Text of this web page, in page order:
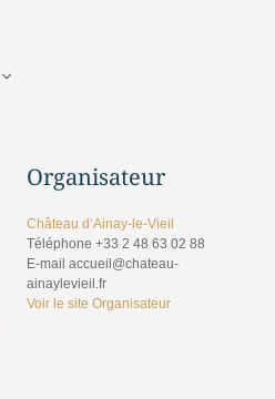
Organisateur
Château d’Ainay-le-Vieil
Téléphone +33 2 48 63 02 88
E-mail accueil@chateau-
ainaylevieil.fr
Voir le site Organisateur